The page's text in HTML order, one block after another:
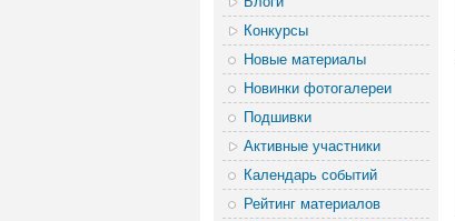
Конкурсы
Новые материалы
Новинки фотогалереи
Подшивки
Активные участники
Календарь событий
Рейтинг материалов